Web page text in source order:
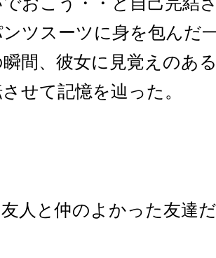
ツスーツに身を包んだ
間、彼女に見覚えのあ
せて記憶を辿った。
友人と仲のよかった友達